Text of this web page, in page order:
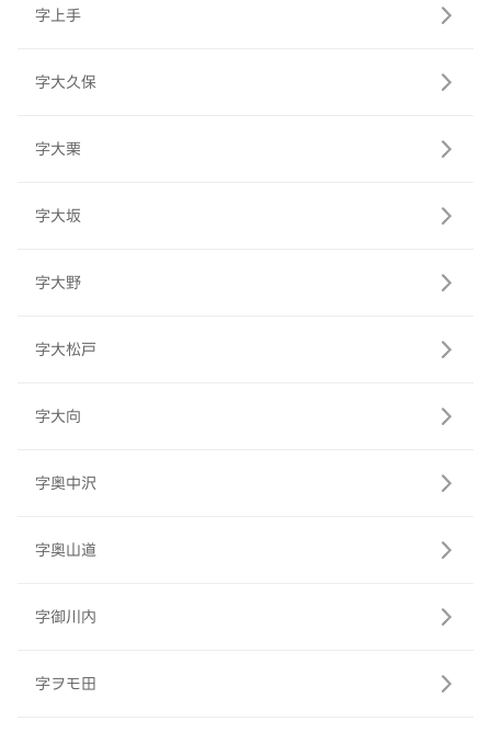
字上手
字大久保
字大栗
字大坂
字大野
字大松戸
字大向
字奥中沢
字奥山道
字御川内
字ヲモ田